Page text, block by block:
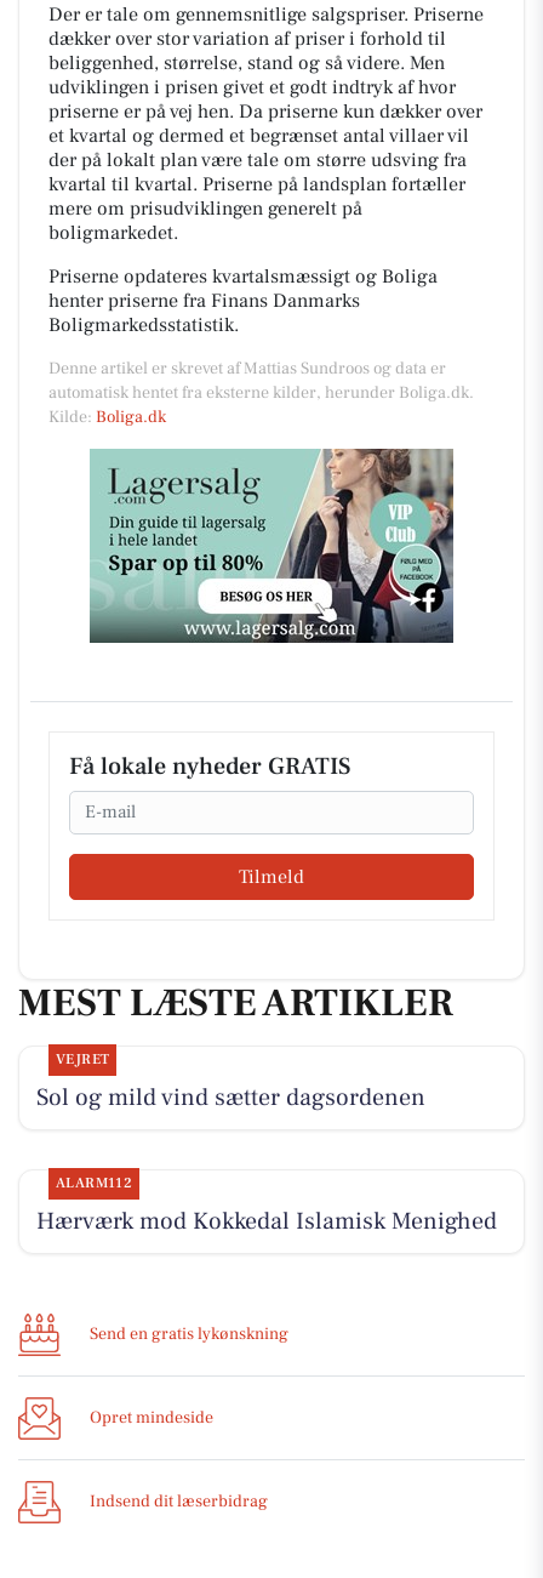
Der er tale om gennemsnitlige salgspriser. Priserne
dækker over stor variation af priser i forhold til
beliggenhed, størrelse, stand og så videre. Men
udviklingen i prisen givet et godt indtryk af hvor
priserne er på vej hen. Da priserne kun dækker over
et kvartal og dermed et begrænset antal villaer vil
der på lokalt plan være tale om større udsving fra
kvartal til kvartal. Priserne på landsplan fortæller
mere om prisudviklingen generelt på
boligmarkedet.
Priserne opdateres kvartalsmæssigt og Boliga
henter priserne fra Finans Danmarks
Boligmarkedsstatistik.
Denne artikel er skrevet af Mattias Sundroos og data er
automatisk hentet fra eksterne kilder, herunder Boliga.dk.
Kilde: Boliga.dk
Få lokale nyheder GRATIS
Email
Tilmeld
MEST LÆSTE ARTIKLER
VEJRET
Sol og mild vind sætter dagsordenen
ALARM112
Hærværk mod Kokkedal Islamisk Menighed
Send en gratis lykønskning
Opret mindeside
Indsend dit læserbidrag